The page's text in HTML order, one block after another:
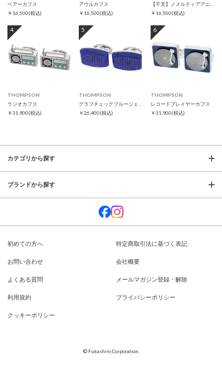
ベアーカフス
￥16,500(税込)
アウルカフス
￥16,500(税込)
￥16,500(税込)
4
THOMPSON
ラジオカフス
￥31,900(税込)
5
THOMPSON
￥26,400(税込)
6
THOMPSON
レコードプレイヤーカフス
￥31,900(税込)
カテゴリから探す
ブランドから探す
初めての方へ 特定商取引法に基づく表記
お問い合わせ 会社概要
よくある質問 メールマガジン登録・解除
利用規約 プライバシーポリシー
クッキーポリシー
© Fukashiro Corporation.